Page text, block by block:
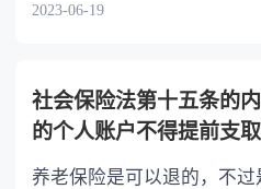
2023-06-19
社会保险法第十五条的
的个人账户不得提前支取
养老保险是可以退的，不